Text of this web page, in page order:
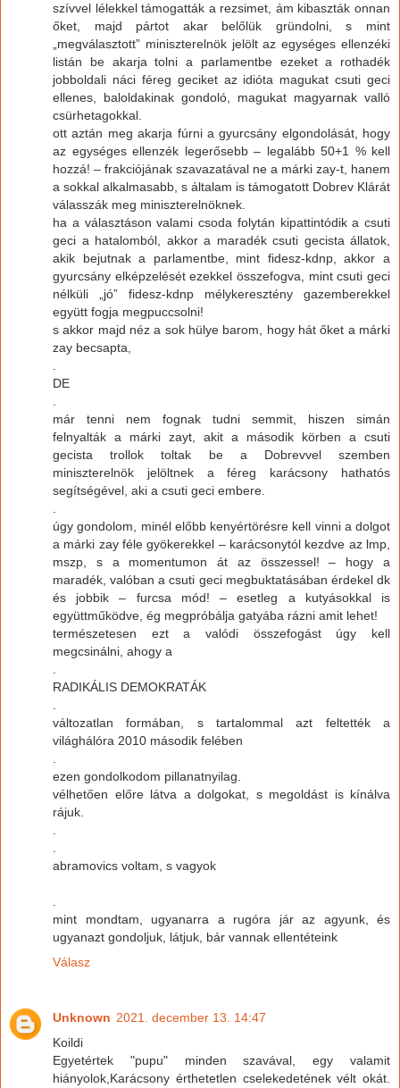
szívvel lélekkel támogatták a rezsimet, ám kibaszták onnan
őket, majd pártot akar belőlük gründolni, s mint
„megválasztott” miniszterelnök jelölt az egységes ellenzéki
listán be akarja tolni a parlamentbe ezeket a rothadék
jobboldali náci féreg geciket az idióta magukat csuti geci
ellenes, baloldakinak gondoló, magukat magyarnak valló
csürhetagokkal.
ott aztán meg akarja fúrni a gyurcsány elgondolását, hogy
az egységes ellenzék legerősebb – legalább 50+1 % kell
hozzá! – frakciójának szavazatával ne a márki zay-t, hanem
a sokkal alkalmasabb, s általam is támogatott Dobrev Klárát
válasszák meg miniszterelnöknek.
ha a választáson valami csoda folytán kipattintódik a csuti
geci a hatalomból, akkor a maradék csuti gecista állatok,
akik bejutnak a parlamentbe, mint fidesz-kdnp, akkor a
gyurcsány elképzelését ezekkel összefogva, mint csuti geci
nélküli „jó” fidesz-kdnp mélykeresztény gazemberekkel
együtt fogja megpuccsolni!
s akkor majd néz a sok hülye barom, hogy hát őket a márki
zay becsapta,
DE
már tenni nem fognak tudni semmit, hiszen simán
felnyalták a márki zayt, akit a második körben a csuti
gecista trollok toltak be a Dobrevvel szemben
miniszterelnök jelöltnek a féreg karácsony hathatós
segítségével, aki a csuti geci embere.
úgy gondolom, minél előbb kenyértörésre kell vinni a dolgot
a márki zay féle gyökerekkel – karácsonytól kezdve az lmp,
mszp, s a momentumon át az összessel! – hogy a
maradék, valóban a csuti geci megbuktatásában érdekel dk
és jobbik – furcsa mód! – esetleg a kutyásokkal is
együttműködve, ég megpróbálja gatyába rázni amit lehet!
természetesen ezt a valódi összefogást úgy kell
megcsinálni, ahogy a
RADIKÁLIS DEMOKRATÁK
változatlan formában, s tartalommal azt feltették a
világhálóra 2010 második felében
ezen gondolkodom pillanatnyilag.
vélhetően előre látva a dolgokat, s megoldást is kínálva
rájuk.
abramovics voltam, s vagyok
mint mondtam, ugyanarra a rugóra jár az agyunk, és
ugyanazt gondoljuk, látjuk, bár vannak ellentéteink
Válasz
Unknown 2021. december 13. 14:47
Koildi
Egyetértek "pupu" minden szavával, egy valamit
hiányolok,Karácsony érthetetlen cselekedetének vélt okát.